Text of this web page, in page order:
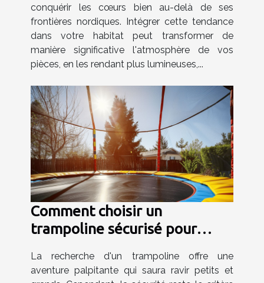
conquérir les cœurs bien au-delà de ses
frontières nordiques. Intégrer cette tendance
dans votre habitat peut transformer de
manière significative l'atmosphère de vos
pièces, en les rendant plus lumineuses,...
Comment choisir un
trampoline sécurisé pour
La recherche d'un trampoline offre une
aventure palpitante qui saura ravir petits et